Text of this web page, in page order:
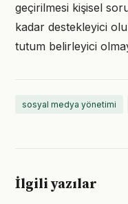
geçirilmesi kişisel
kadar destekleyici
tutum belirleyici
sosyal medya yönetimi
İlgili yazılar